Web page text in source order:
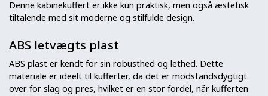
Denne kabinekuffert er ikke kun praktisk, men også æstetisk
tiltalende med sit moderne og stilfulde design.
ABS letvægts plast
ABS plast er kendt for sin robusthed og lethed. Dette
materiale er ideelt til kufferter, da det er modstandsdygtigt
over for slag og pres, hvilket er en stor fordel, når kufferten